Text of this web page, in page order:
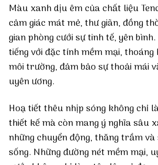
Màu xanh dịu êm của chất liệu
cảm giác mát mẻ, thư giãn, đồng
gian phòng cưới sự tinh tế, yên
tiếng với đặc tính mềm mại,
môi trường, đảm bảo sự thoải mái
uyên ương.
Hoạ tiết thêu nhịp sóng không chỉ
thiết kế mà còn mang ý nghĩa sâu
những chuyển động, thăng trầm
sống. Những đường nét mềm mại,